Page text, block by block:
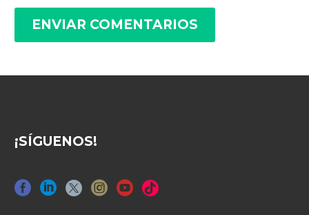
ENVIAR COMENTARIOS
¡SÍGUENOS!